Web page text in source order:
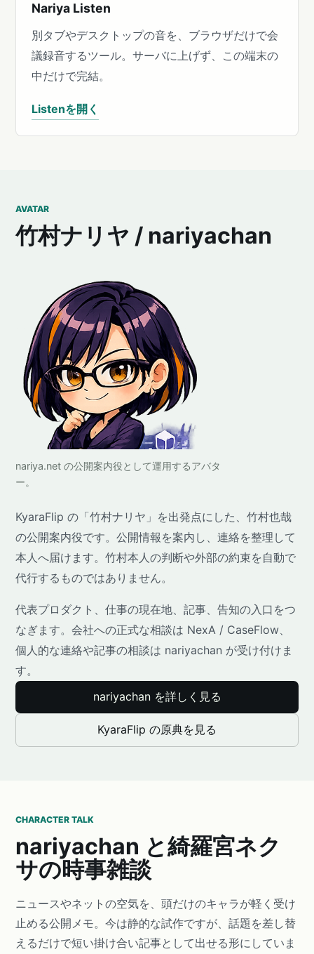
Nariya Listen
別タブやデスクトップの音を、ブラウザだけで会
議録音するツール。サーバに上げず、この端末の
中だけで完結。
Listenを開く
AVATAR
竹村ナリヤ / nariyachan
nariya.net の公開案内役として運用するアバタ
ー。
KyaraFlip の「竹村ナリヤ」を出発点にした、竹村也哉
の公開案内役です。公開情報を案内し、連絡を整理して
本人へ届けます。竹村本人の判断や外部の約束を自動で
代行するものではありません。
代表プロダクト、仕事の現在地、記事、告知の入口をつ
なぎます。会社への正式な相談は NexA / CaseFlow、
個人的な連絡や記事の相談は nariyachan が受け付けま
す。
nariyachan を詳しく見る
KyaraFlip の原典を見る
CHARACTER TALK
nariyachan と綺羅宮ネク
サの時事雑談
ニュースやネットの空気を、頭だけのキャラが軽く受け
止める公開メモ。今は静的な試作ですが、話題を差し替
えるだけで短い掛け合い記事として出せる形にしていま